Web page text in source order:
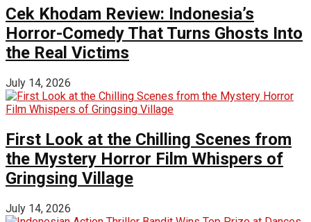
Cek Khodam Review: Indonesia’s
Horror-Comedy That Turns Ghosts Into
the Real Victims
July 14, 2026
First Look at the Chilling Scenes from
the Mystery Horror Film Whispers of
Gringsing Village
July 14, 2026